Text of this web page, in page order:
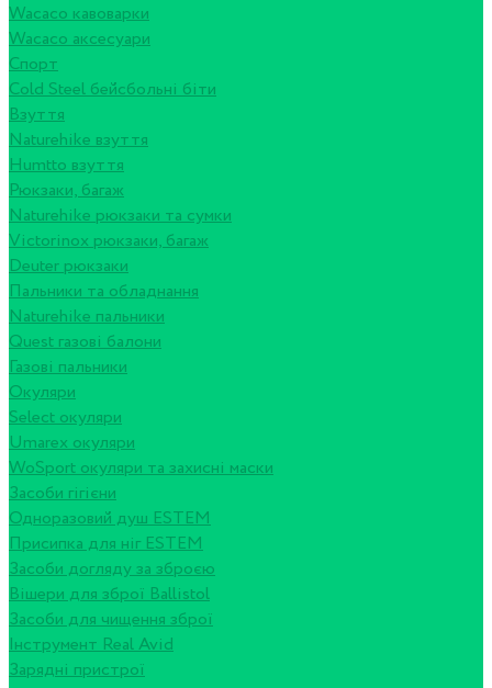
Wacaco кавоварки
Wacaco аксесуари
Спорт
Cold Steel бейсбольні біти
Взуття
Naturehike взуття
Humtto взуття
Рюкзаки, багаж
Naturehike рюкзаки та сумки
Victorinox рюкзаки, багаж
Deuter рюкзаки
Пальники та обладнання
Naturehike пальники
Quest газові балони
Газові пальники
Окуляри
Select окуляри
Umarex окуляри
WoSport окуляри та захисні маски
Засоби гігієни
Одноразовий душ ESTEM
Присипка для ніг ESTEM
Засоби догляду за зброєю
Вішери для зброї Ballistol
Засоби для чищення зброї
Інструмент Real Avid
Зарядні пристрої